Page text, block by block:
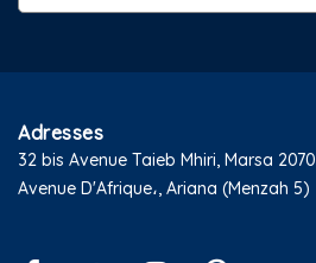
Adresses
32 bis Avenue Taieb Mhiri, Marsa 2070
Avenue D'Afrique،, Ariana (Menzah 5)